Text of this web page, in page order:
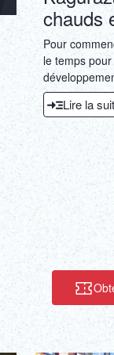
chauds
Pour
le temps
Japon à nos
y trouverez
d'une
de train
et prendre
magnifiques
caché à
prendrons
jusqu'à
fois
imprégné
témoigne du
un
thé pour
Lire la